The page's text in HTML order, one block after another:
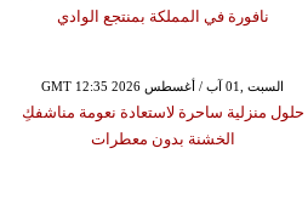
نافورة في المملكة بمنتجع الوادي
GMT 12:35 2026 السبت ,01 آب / أغسطس
حلول منزلية ساحرة لاستعادة نعومة مناشفكِ
الخشنة بدون معطرات